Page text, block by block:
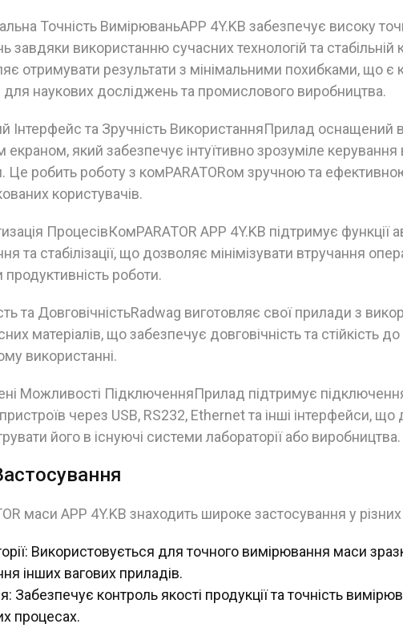
Точність ВимірюваньAPP 4Y.KB забезпечує високу
завдяки використанню сучасних технологій та стабільній
отримувати результати з мінімальними похибками, що є
наукових досліджень та промислового виробництва.
Інтерфейс та Зручність ВикористанняПрилад оснащений
який забезпечує інтуїтивно зрозуміле керування
Це робить роботу з комPARATORом зручною та
користувачів.
ПроцесівКомPARATOR APP 4Y.KB підтримує функції
та стабілізації, що дозволяє мінімізувати втручання
роботи.
та ДовговічністьRadwag виготовляє свої прилади з
матеріалів, що забезпечує довговічність та стійкість
використанні.
Можливості ПідключенняПрилад підтримує
через USB, RS232, Ethernet та інші інтерфейси,
його в існуючі системи лабораторії або виробництва.
маси APP 4Y.KB знаходить широке застосування у різних
Використовується для точного вимірювання маси
інших вагових приладів.
Забезпечує контроль якості продукції та точність
процесах.